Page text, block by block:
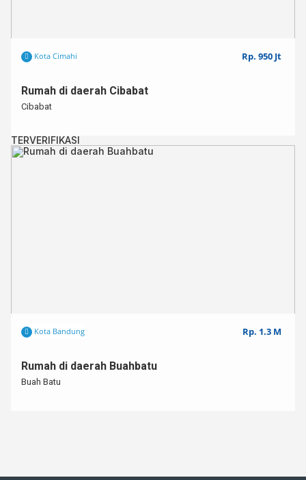
Kota Cimahi Rp. 950 Jt
Rumah di daerah Cibabat
Cibabat
TERVERIFIKASI
Kota Bandung Rp. 1.3 M
Rumah di daerah Buahbatu
Buah Batu